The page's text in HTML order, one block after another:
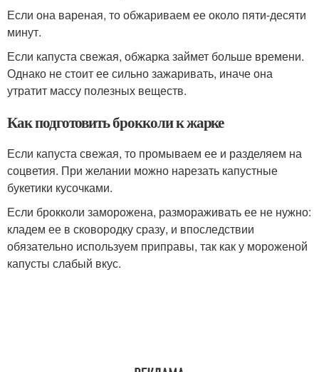
Если она вареная, то обжариваем ее около пяти-десяти
минут.
Если капуста свежая, обжарка займет больше времени.
Однако не стоит ее сильно зажаривать, иначе она
утратит массу полезных веществ.
Как подготовить брокколи к жарке
Если капуста свежая, то промываем ее и разделяем на
соцветия. При желании можно нарезать капустные
букетики кусочками.
Если брокколи заморожена, размораживать ее не нужно:
кладем ее в сковородку сразу, и впоследствии
обязательно используем приправы, так как у мороженой
капусты слабый вкус.